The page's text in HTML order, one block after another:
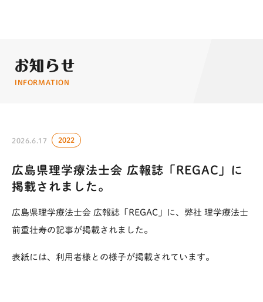
お知らせ
INFORMATION
2026.6.17 2022
広島県理学療法士会 広報誌「REGAC」に
掲載されました。
広島県理学療法士会 広報誌「REGAC」に、弊社 理学療法士
前重壮寿の記事が掲載されました。
表紙には、利用者様との様子が掲載されています。